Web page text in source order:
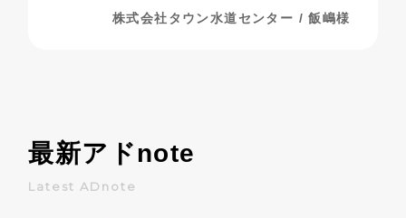
株式会社タウン水道センター / 飯嶋様
最新アドnote
Latest ADnote